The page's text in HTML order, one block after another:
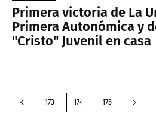
Primera victoria de La
Primera Autonómica y
"Cristo" Juvenil en casa
173 174 175